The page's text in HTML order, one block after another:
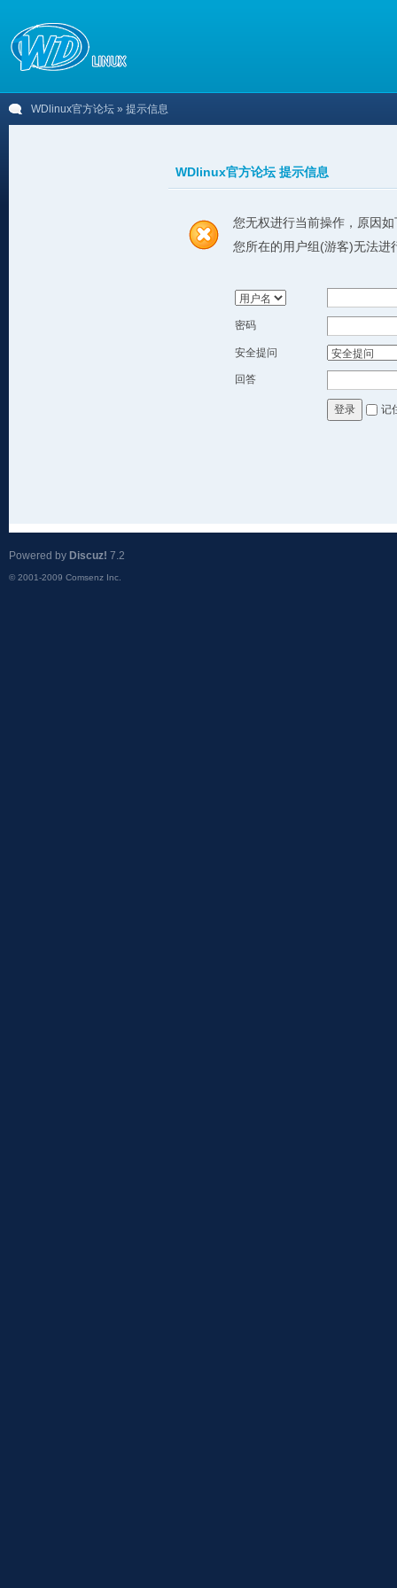
WDlinux官方论坛 » 提示信息
WDlinux官方论坛 提示信息
您无权进行当前操作，原因如
您所在的用户组(游客)无法进
密码
安全提问
回答
登录 记
Powered by Discuz! 7.2
© 2001-2009 Comsenz Inc.